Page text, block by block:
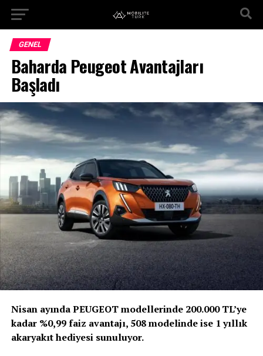
GENEL
Baharda Peugeot Avantajları
Başladı
Nisan ayında PEUGEOT modellerinde 200.000 TL’ye
kadar %0,99 faiz avantajı, 508 modelinde ise 1 yıllık
akaryakıt hediyesi sunuluyor.